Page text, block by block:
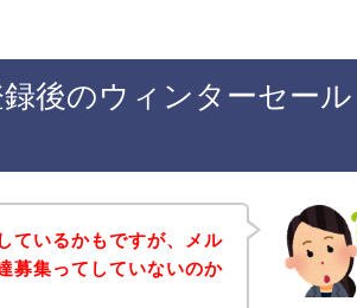
後のウィンターセール
ているかもですが、メル
募集ってしていないのか